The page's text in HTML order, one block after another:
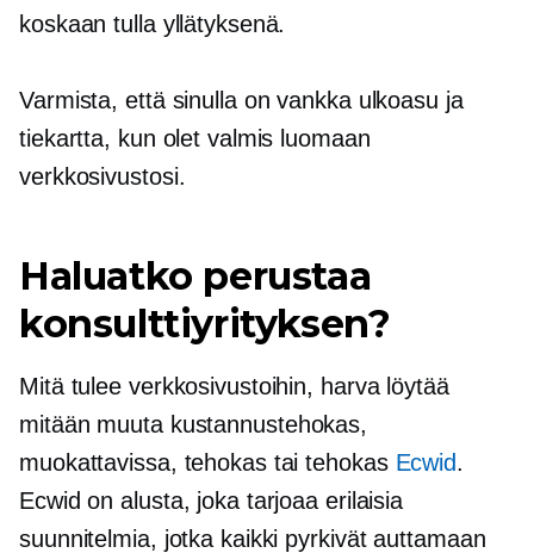
koskaan tulla yllätyksenä.
Varmista, että sinulla on vankka ulkoasu ja
tiekartta, kun olet valmis luomaan
verkkosivustosi.
Haluatko perustaa
konsulttiyrityksen?
Mitä tulee verkkosivustoihin, harva löytää
mitään muuta kustannustehokas,
muokattavissa, tehokas tai tehokas Ecwid.
Ecwid on alusta, joka tarjoaa erilaisia ​​
suunnitelmia, jotka kaikki pyrkivät auttamaan